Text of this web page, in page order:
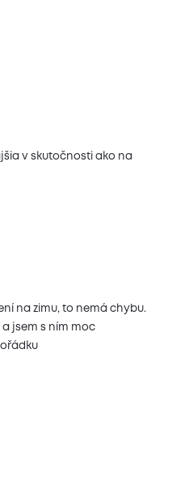
v skutočnosti ako na
na zimu, to nemá chybu.
jsem s ním moc